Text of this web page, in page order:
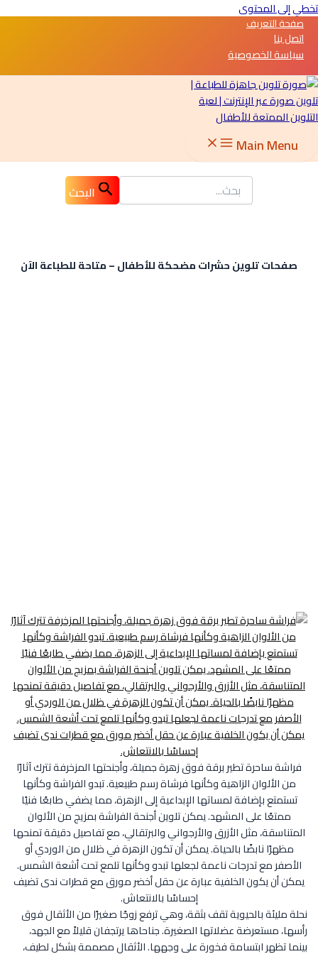
تخطي إلى المحتوى
صفحة التعريف
اتصل بنا
سياسة الخصوصية
Main Menu
البحث
صفحات تلوين حشرات مضحكة للأطفال – متاحة للطباعة الآن
فراشة ساحرة تطير برقة فوق زهرة جميلة، وأجنحتها المزخرفة تترك آثارًا
من الألوان الزاهية وكأنها فرشاة رسم طبيعية. تبدو الفراشة وكأنها
تستمتع بإضافة لمساتها الإبداعية إلى الزهرة، مما يضفي طابعًا فنيًا
ممتعًا على المشهد. يمكن تلوين أجنحة الفراشة بمزيج من الألوان
المتناسقة، مثل الأزرق والأرجواني والبرتقالي، مع تفاصيل دقيقة تمنحها
مظهرًا نابضًا بالحياة. يمكن أن تكون الزهرة في ظلال من الوردي أو
الأصفر مع تدرجات ناعمة لجعلها تبدو وكأنها تلمع تحت أشعة الشمس.
يمكن أن يكون الخلفية عبارة عن حقل أخضر مورق مع قطرات ندى تضيف
إحساسًا بالانتعاش.
نحلة مليئة بالحيوية تقف بثقة، وهي ترفع زوجًا صغيرًا من الأثقال فوق
رأسها، مستعرضة عضلاتها الصغيرة. جناحاها يرتجفان قليلاً مع الجهد،
بينما تظهر ابتسامة فخورة على وجهها. الأثقال مصممة بشكل لطيف،